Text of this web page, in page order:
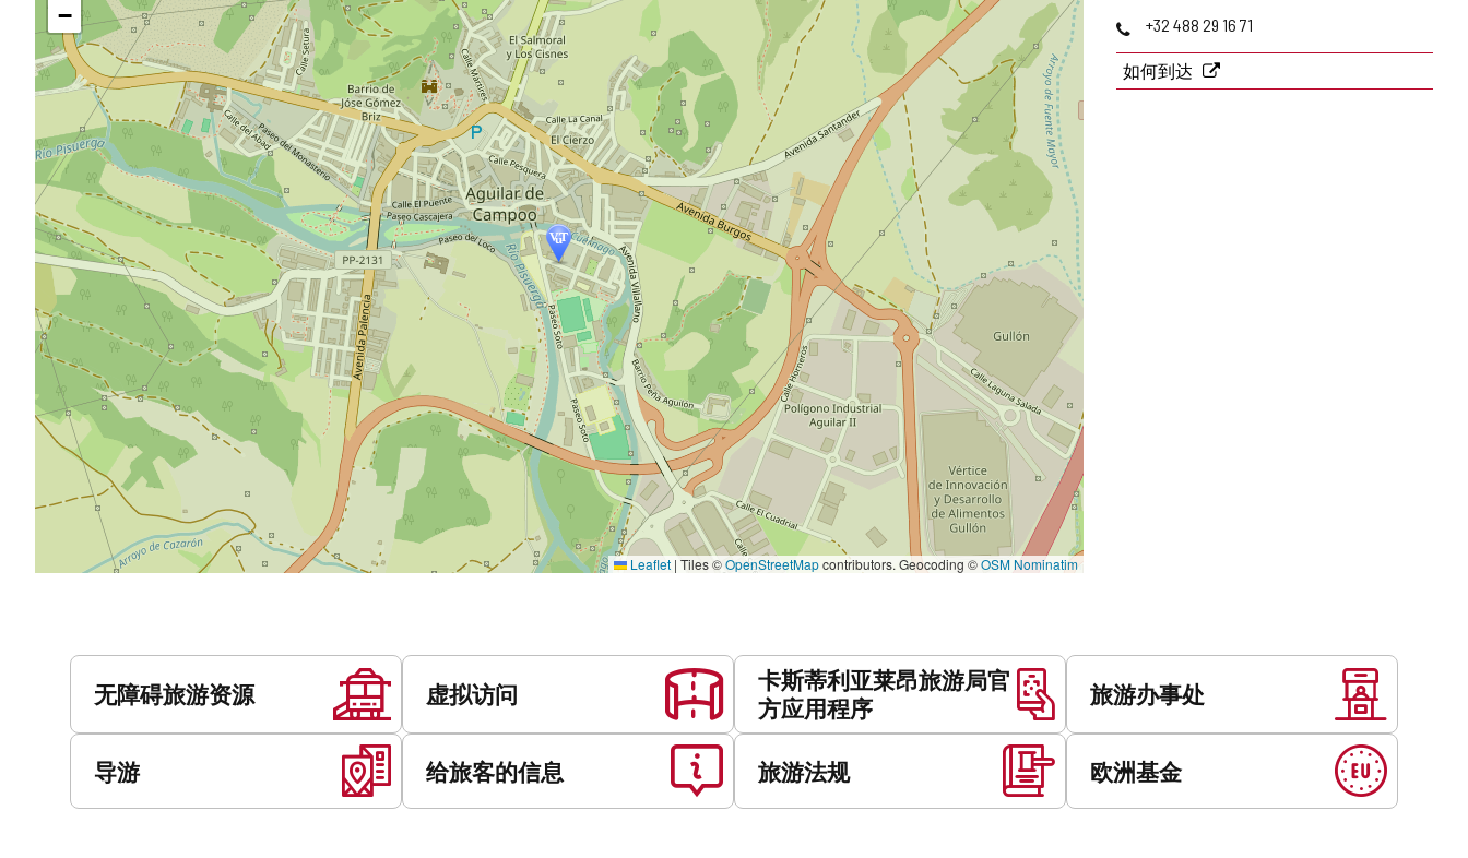
址
电
+32 488 29 16 71
如何到达
图 −
Leaflet | Tiles ©OpenStreetMapcontributors. Geocoding ©OSM Nominatim
无障碍旅游资源 虚拟访问
卡斯蒂利亚莱昂旅游局官
方应用程序
旅游办事处
导游 给旅客的信息 旅游法规 欧洲基金